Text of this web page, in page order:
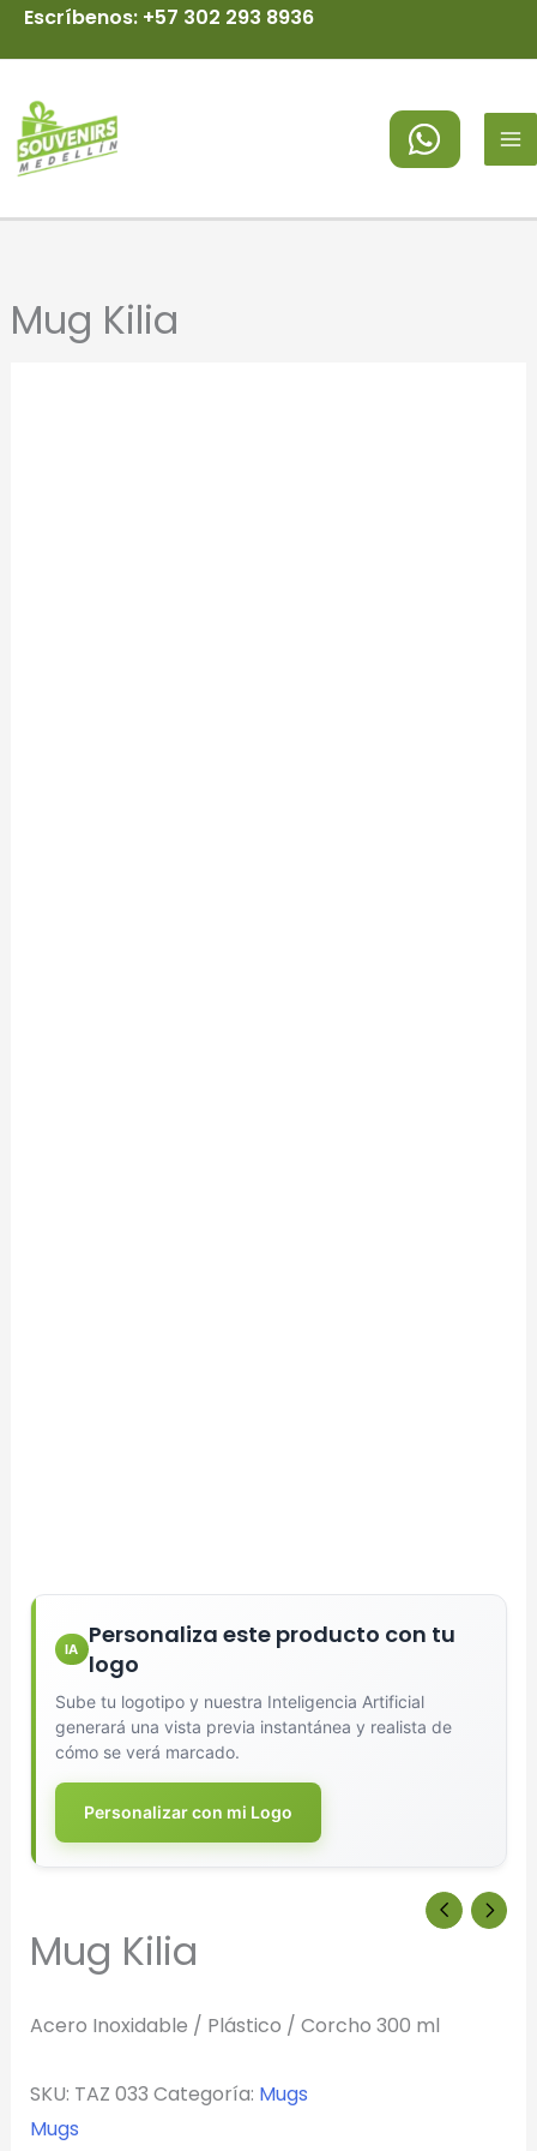
Escríbenos: +57 302 293 8936
Mug Kilia
IA
Personaliza este producto con tu
logo
Sube tu logotipo y nuestra Inteligencia Artificial
generará una vista previa instantánea y realista de
cómo se verá marcado.
Personalizar con mi Logo
Mug Kilia
Acero Inoxidable / Plástico / Corcho 300 ml
SKU: TAZ 033 Categoría: Mugs
Mugs